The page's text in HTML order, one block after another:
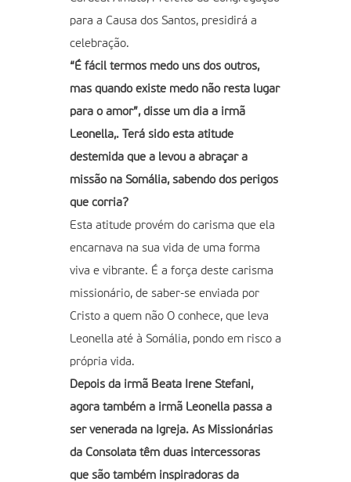
para a Causa dos Santos, presidirá a
celebração.
“É fácil termos medo uns dos outros,
mas quando existe medo não resta lugar
para o amor”, disse um dia a irmã
Leonella,. Terá sido esta atitude
destemida que a levou a abraçar a
missão na Somália, sabendo dos perigos
que corria?
Esta atitude provém do carisma que ela
encarnava na sua vida de uma forma
viva e vibrante. É a força deste carisma
missionário, de saber-se enviada por
Cristo a quem não O conhece, que leva
Leonella até à Somália, pondo em risco a
própria vida.
Depois da irmã Beata Irene Stefani,
agora também a irmã Leonella passa a
ser venerada na Igreja. As Missionárias
da Consolata têm duas intercessoras
que são também inspiradoras da